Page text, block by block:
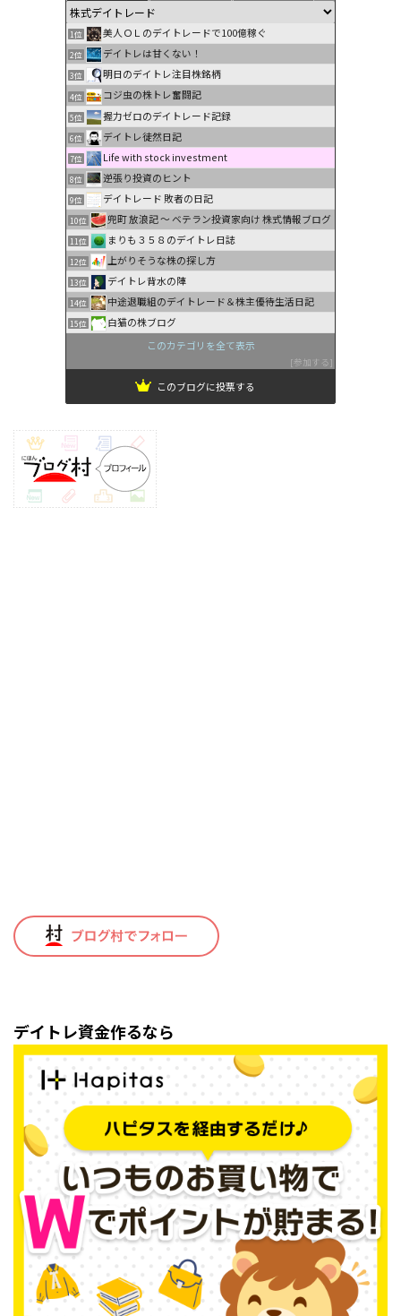
1位 美人ＯＬのデイトレードで100億稼ぐ
2位 デイトレは甘くない！
3位 明日のデイトレ注目株銘柄
4位 コジ虫の株トレ奮闘記
5位 握力ゼロのデイトレード記録
6位 デイトレ徒然日記
7位 Life with stock investment
8位 逆張り投資のヒント
9位 デイトレード 敗者の日記
10位 兜町 放浪記 〜 ベテラン投資家向け 株式情報ブログ
11位 まりも３５８のデイトレ日誌
12位 上がりそうな株の探し方
13位 デイトレ背水の陣
14位 中途退職組のデイトレード＆株主優待生活日記
15位
白猫の株ブログ
このカテゴリを全て表示
参加する
このブログに投票する
デイトレ資金作るなら